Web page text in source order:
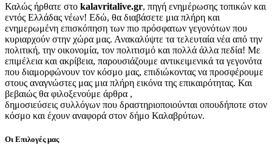
Καλώς ήρθατε στο kalavritalive.gr, πηγή ενημέρωσης τοπικών και
εντός Ελλάδας νέων! Εδώ, θα διαβάσετε μια πλήρη και
ενημερωμένη επισκόπηση των πιο πρόσφατων γεγονότων που
κυριαρχούν στην χώρα μας. Ανακαλύψτε τα τελευταία νέα από την
πολιτική, την οικονομία, τον πολιτισμό και πολλά άλλα πεδία! Με
επιμέλεια και ακρίβεια, παρουσιάζουμε αντικειμενικά τα γεγονότα
που διαμορφώνουν τον κόσμο μας, επιδιώκοντας να προσφέρουμε
στους αναγνώστες μας μια πλήρη εικόνα της επικαιρότητας. Και
βεβαιώς θα φιλοξενούμε άρθρα ,
δημοσιεύσεις συλλόγων που δραστηριοποιούνται οπουδήποτε στον
κόσμο και έχουν αναφορά στον δήμο Καλαβρύτων.
Οι Επιλογές μας